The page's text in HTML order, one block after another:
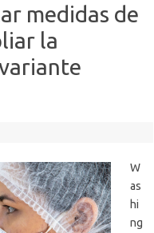
medidas de
la
W
as
hi
ng